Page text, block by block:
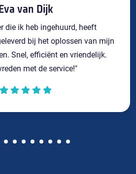
van Dijk
die ik heb ingehuurd, heeft
bij het oplossen van mijn
Snel, efficiënt en vriendelijk.
met de service!"